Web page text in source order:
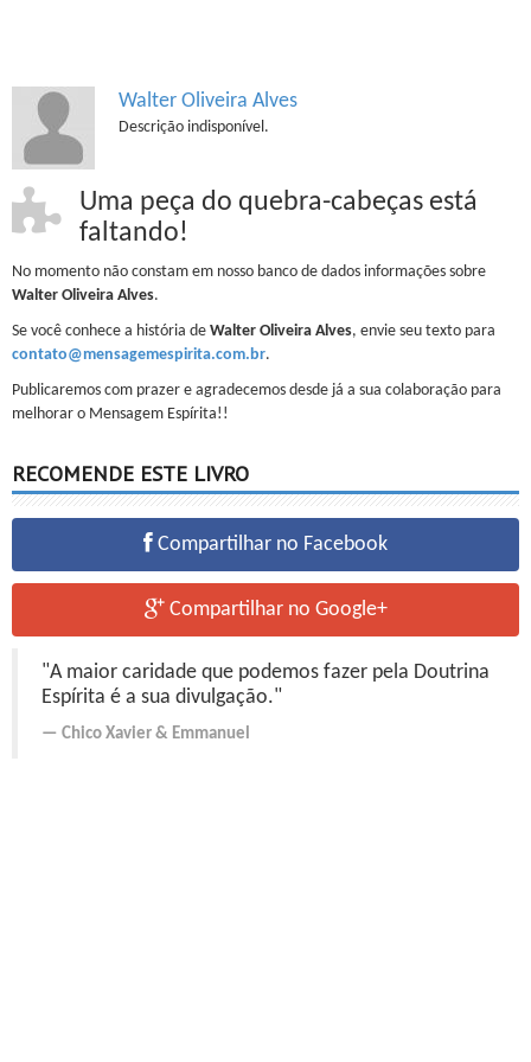
Walter Oliveira Alves
Descrição indisponível.
Uma peça do quebra-cabeças está
faltando!
No momento não constam em nosso banco de dados informações sobre
Walter Oliveira Alves.
Se você conhece a história de Walter Oliveira Alves, envie seu texto para
contato@mensagemespirita.com.br.
Publicaremos com prazer e agradecemos desde já a sua colaboração para
melhorar o Mensagem Espírita!!
RECOMENDE ESTE LIVRO
Compartilhar no Facebook
Compartilhar no Google+
"A maior caridade que podemos fazer pela Doutrina
Espírita é a sua divulgação."
Chico Xavier & Emmanuel